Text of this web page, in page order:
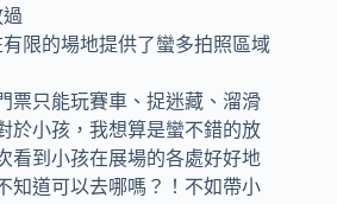
限的場地提供了蠻多拍照區域
票只能玩賽車、捉迷藏、溜滑
於小孩，我想算是蠻不錯的放
看到小孩在展場的各處好好地
知道可以去哪嗎？！不如帶小